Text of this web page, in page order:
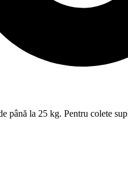
până la 25 kg. Pentru colete